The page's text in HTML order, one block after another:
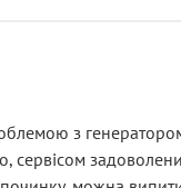
з
сервісом